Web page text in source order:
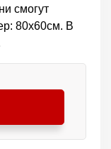
смогут
80х60см. В